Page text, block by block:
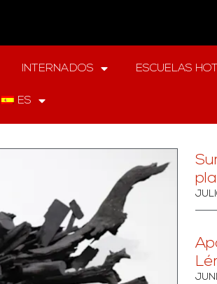
INTERNADOS ESCUELAS
ES